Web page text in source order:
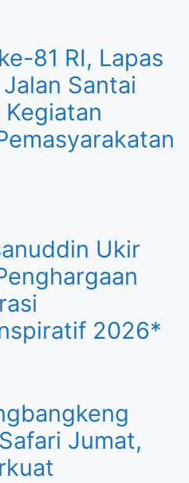
81 RI, Lapas
Santai
Ukir
2026*
Jumat,